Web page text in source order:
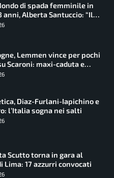
di spada femminile in
anni, Alberta Santuccio: “Il
i suoi frutti”
Lemmen vince per pochi
Scaroni: maxi-caduta e
Diaz-Furlani-Iapichino e
l’Italia sogna nei salti
Scutto torna in gara al
Lima: 17 azzurri convocati